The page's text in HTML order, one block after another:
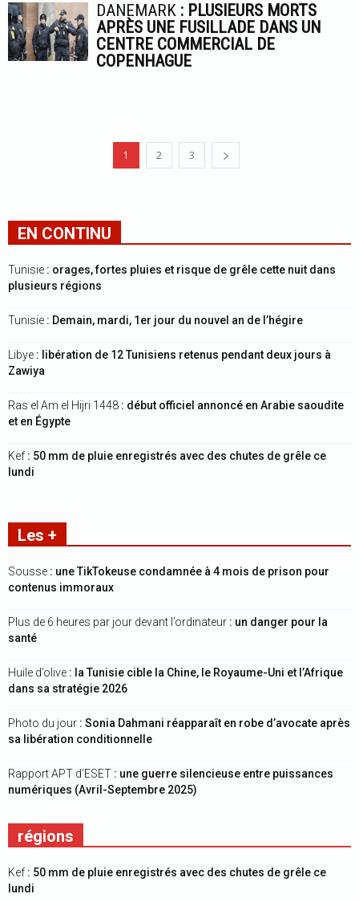
DANEMARK : PLUSIEURS MORTS
APRÈS UNE FUSILLADE DANS UN
CENTRE COMMERCIAL DE
COPENHAGUE
1 2 3
EN CONTINU
Tunisie : orages, fortes pluies et risque de grêle cette nuit dans
plusieurs régions
Tunisie : Demain, mardi, 1er jour du nouvel an de l’hégire
Libye : libération de 12 Tunisiens retenus pendant deux jours à
Zawiya
Ras el Am el Hijri 1448 : début officiel annoncé en Arabie saoudite
et en Égypte
Kef : 50 mm de pluie enregistrés avec des chutes de grêle ce
lundi
Les +
Sousse : une TikTokeuse condamnée à 4 mois de prison pour
contenus immoraux
Plus de 6 heures par jour devant l’ordinateur : un danger pour la
santé
Huile d’olive : la Tunisie cible la Chine, le Royaume-Uni et l’Afrique
dans sa stratégie 2026
Photo du jour : Sonia Dahmani réapparaît en robe d’avocate après
sa libération conditionnelle
Rapport APT d’ESET : une guerre silencieuse entre puissances
numériques (Avril-Septembre 2025)
régions
Kef : 50 mm de pluie enregistrés avec des chutes de grêle ce
lundi